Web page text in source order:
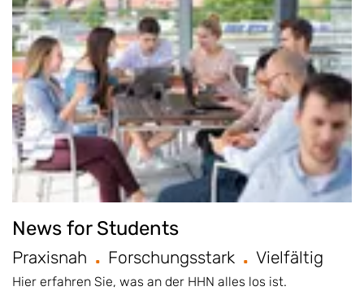
News for Students
Praxisnah Forschungsstark Vielfältig
Hier erfahren Sie, was an der HHN alles los ist.